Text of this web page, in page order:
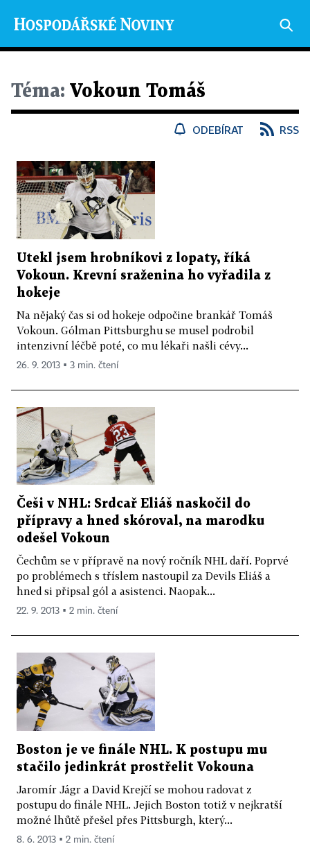
Téma: Vokoun Tomáš
ODEBÍRAT RSS
Utekl jsem hrobníkovi z lopaty, říká
Vokoun. Krevní sraženina ho vyřadila z
hokeje
Na nějaký čas si od hokeje odpočine brankář Tomáš
Vokoun. Gólman Pittsburghu se musel podrobil
intenzivní léčbě poté, co mu lékaři našli cévy...
26. 9. 2013 ▪ 3 min. čtení
Češi v NHL: Srdcař Eliáš naskočil do
přípravy a hned skóroval, na marodku
odešel Vokoun
Čechům se v přípravě na nový ročník NHL daří. Poprvé
po problémech s tříslem nastoupil za Devils Eliáš a
hned si připsal gól a asistenci. Naopak...
22. 9. 2013 ▪ 2 min. čtení
Boston je ve finále NHL. K postupu mu
stačilo jedinkrát prostřelit Vokouna
Jaromír Jágr a David Krejčí se mohou radovat z
postupu do finále NHL. Jejich Boston totiž v nejkratší
možné lhůtě přešel přes Pittsburgh, který...
8. 6. 2013 ▪ 2 min. čtení